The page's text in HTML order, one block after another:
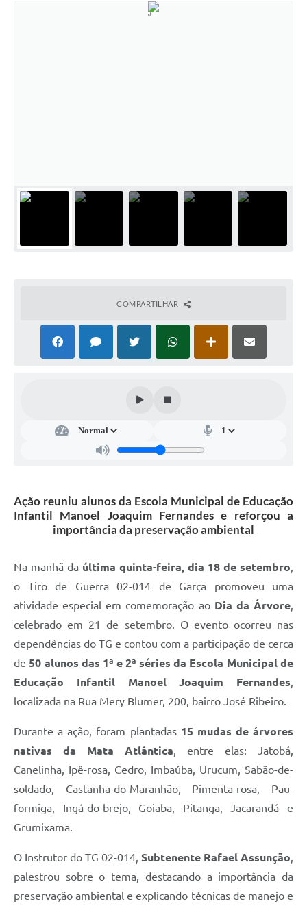
Concursos
Defesa Civil
NFSE
COMPARTILHAR
Ação reuniu alunos da Escola Municipal de Educação
Infantil Manoel Joaquim Fernandes e reforçou a
importância da preservação ambiental
Na manhã da última quinta-feira, dia 18 de setembro
o Tiro de Guerra 02-014 de Garça promoveu uma
atividade especial em comemoração ao Dia da Árvore
celebrado em 21 de setembro. O evento ocorreu nas
dependências do TG e contou com a participação de cerca
de 50 alunos das 1ª e 2ª séries da Escola Municipal de
Educação Infantil Manoel Joaquim Fernandes
localizada na Rua Mery Blumer, 200, bairro José Ribeiro.
Durante a ação, foram plantadas 15 mudas de árvores
nativas da Mata Atlântica , entre elas: Jatobá,
Canelinha, Ipê-rosa, Cedro, Imbaúba, Urucum, Sabão-de-
soldado, Castanha-do-Maranhão, Pimenta-rosa, Pau-
formiga, Ingá-do-brejo, Goiaba, Pitanga, Jacarandá e
Grumixama.
O Instrutor do TG 02-014, Subtenente Rafael Assunção
palestrou sobre o tema, destacando a importância da
preservação ambiental e explicando técnicas de manejo e